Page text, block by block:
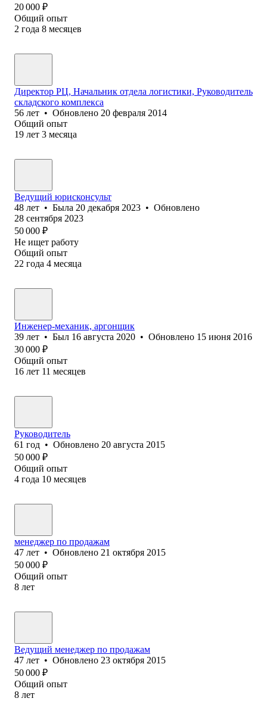
20 000 ₽
Общий опыт
2 года 8 месяцев
Директор РЦ, Начальник отдела логистики, Руководитель
складского комплекса
56 лет • Обновлено 20 февраля 2014
Общий опыт
19 лет 3 месяца
Ведущий юрисконсульт
48 лет • Была 20 декабря 2023 • Обновлено
28 сентября 2023
50 000 ₽
Не ищет работу
Общий опыт
22 года 4 месяца
Инженер-механик, аргонщик
39 лет • Был 16 августа 2020 • Обновлено 15 июня 2016
30 000 ₽
Общий опыт
16 лет 11 месяцев
Руководитель
61 год • Обновлено 20 августа 2015
50 000 ₽
Общий опыт
4 года 10 месяцев
менеджер по продажам
47 лет • Обновлено 21 октября 2015
50 000 ₽
Общий опыт
8 лет
Ведущий менеджер по продажам
47 лет • Обновлено 23 октября 2015
50 000 ₽
Общий опыт
8 лет